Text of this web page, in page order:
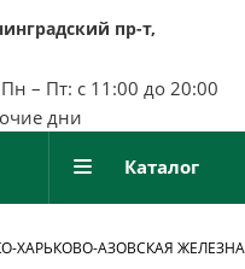
пр-т,
– Пт: с 11:00 до 20:00
дни
Каталог
ХАРЬКОВО-АЗОВСКАЯ